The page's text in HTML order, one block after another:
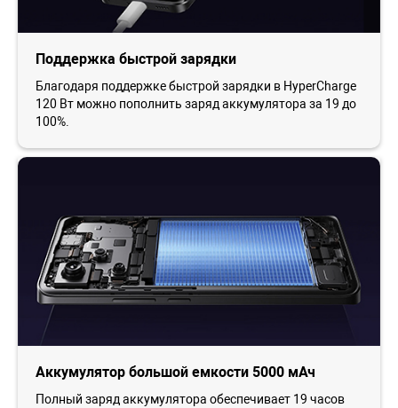
Поддержка быстрой зарядки
Благодаря поддержке быстрой зарядки в HyperCharge
120 Вт можно пополнить заряд аккумулятора за 19 до
100%.
Аккумулятор большой емкости 5000 мАч
Полный заряд аккумулятора обеспечивает 19 часов